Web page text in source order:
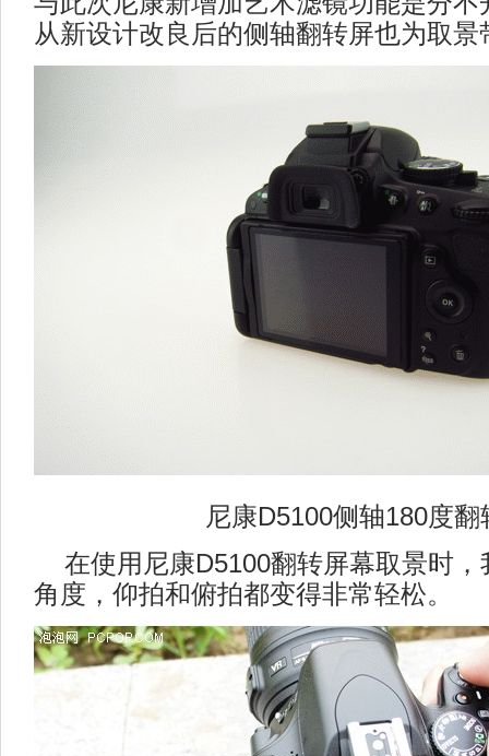
从新设计改良后的侧轴翻转屏也为取景
尼康D5100侧轴180度翻
在使用尼康D5100翻转屏幕取景时，
角度，仰拍和俯拍都变得非常轻松。